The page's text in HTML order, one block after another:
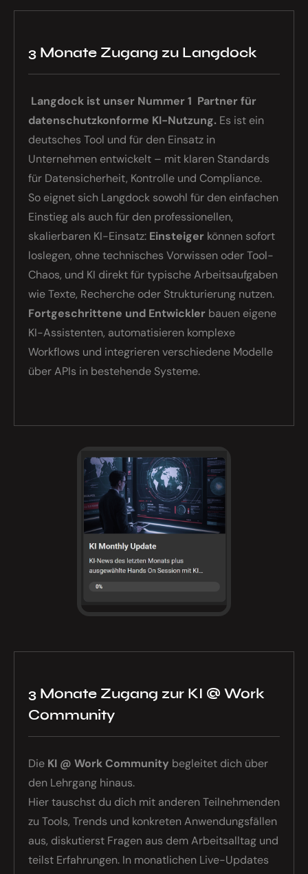
3 Monate Zugang zu Langdock
Langdock ist unser Nummer 1 Partner für
datenschutzkonforme KI-Nutzung. Es ist ein
deutsches Tool und für den Einsatz in
Unternehmen entwickelt – mit klaren Standards
für Daten­sicherheit, Kontrolle und Compliance.
So eignet sich Langdock sowohl für den einfachen
Einstieg als auch für den professionellen,
skalierbaren KI-Einsatz: Einsteiger können sofort
loslegen, ohne technisches Vorwissen oder Tool-
Chaos, und KI direkt für typische Arbeitsaufgaben
wie Texte, Recherche oder Strukturierung nutzen.
Fortgeschrittene und Entwickler bauen eigene
KI-Assistenten, automatisieren komplexe
Workflows und integrieren verschiedene Modelle
über APIs in bestehende Systeme.
3 Monate Zugang zur KI @ Work
Community
Die KI @ Work Community begleitet dich über
den Lehrgang hinaus.
Hier tauschst du dich mit anderen Teilnehmenden
zu Tools, Trends und konkreten Anwendungsfällen
aus, diskutierst Fragen aus dem Arbeitsalltag und
teilst Erfahrungen. In monatlichen Live-Updates